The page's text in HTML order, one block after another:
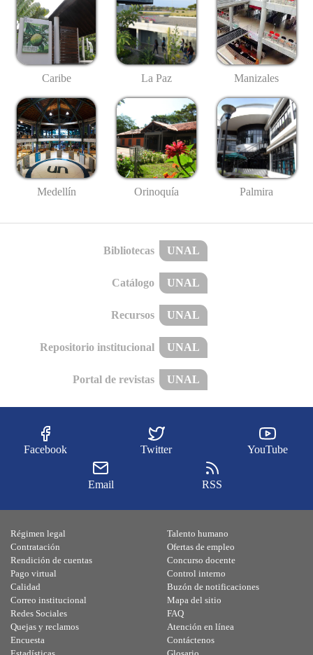
Caribe La Paz Manizales
Medellín Orinoquía Palmira
Bibliotecas UNAL
Catálogo UNAL
Recursos UNAL
Repositorio institucional UNAL
Portal de revistas UNAL
Facebook Twitter YouTube
Email RSS
Régimen legal
Contratación
Rendición de cuentas
Pago virtual
Calidad
Talento humano
Ofertas de empleo
Concurso docente
Control interno
Buzón de notificaciones
Correo institucional
Redes Sociales
Quejas y reclamos
Encuesta
Mapa del sitio
FAQ
Atención en línea
Contáctenos